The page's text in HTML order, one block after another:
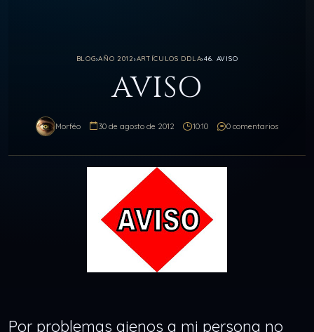
BLOG›AÑO 2012›ARTÍCULOS DDLA›46. AVISO
AVISO
Morféo 30 de agosto de 2012 10:10 0 comentarios
Por problemas ajenos a mi persona no